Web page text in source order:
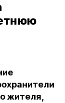
жителя,